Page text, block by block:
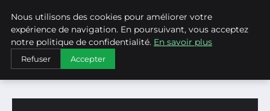
WEARECLIMATECONTROL
ACCUEIL
ÉCOLOGIE ET ENVIRONNEMENT
RÉDUIRE LE TEMPS DE TRAVAIL POUR DIMINUER NOTRE…
Nous utilisons des cookies pour améliorer votre
expérience de navigation. En poursuivant, vous acceptez
notre politique de confidentialité. En savoir plus
Refuser Accepter